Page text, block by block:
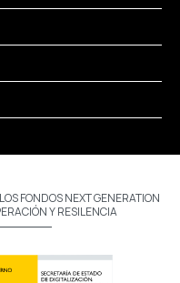
FONDOS NEXT GENERATION
Y RESILENCIA